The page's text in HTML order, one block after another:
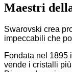
Maestri
Swarovski crea
impeccabili che
Fondata nel 1895
vende i cristalli